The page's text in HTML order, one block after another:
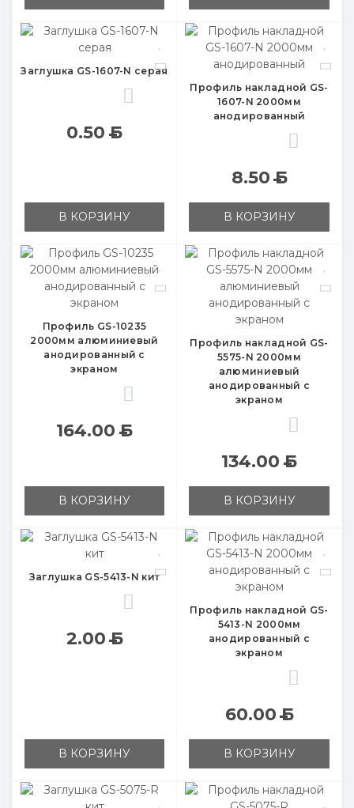
Заглушка GS-1607-N серая
0.50Б
В КОРЗИНУ
Профиль накладной GS-
1607-N 2000мм
анодированный
8.50Б
В КОРЗИНУ
Профиль GS-10235
2000мм алюминиевый
анодированный с
экраном
164.00Б
В КОРЗИНУ
Профиль накладной GS-
5575-N 2000мм
алюминиевый
анодированный с
экраном
134.00Б
В КОРЗИНУ
Заглушка GS-5413-N кит
2.00Б
В КОРЗИНУ
Профиль накладной GS-
5413-N 2000мм
анодированный с
экраном
60.00Б
В КОРЗИНУ